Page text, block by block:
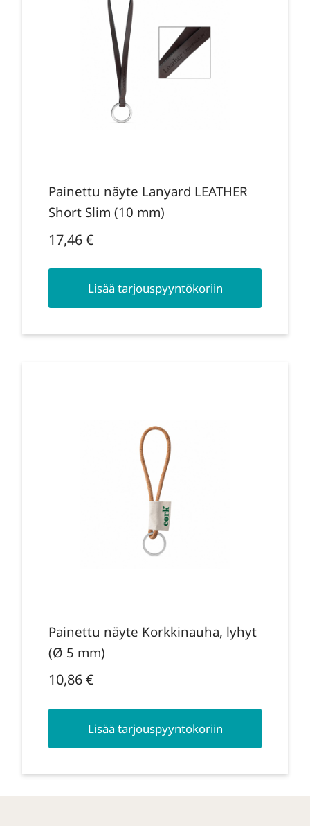
Painettu näyte Lanyard LEATHER
Short Slim (10 mm)
17,46€
Lisää tarjouspyyntökoriin
Painettu näyte Korkkinauha, lyhyt
(Ø 5 mm)
10,86€
Lisää tarjouspyyntökoriin